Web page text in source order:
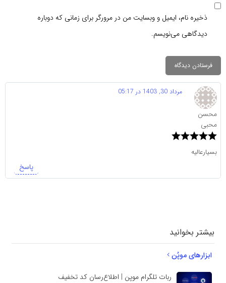
ذخیره نام، ایمیل و وبسایت من در مرورگر برای زمانی که دوباره
دیدگاهی می‌نویسم.
محسن
محبی
مرداد 30, 1403 در 05:17
بسیارعالیه
پاسخ
بیشتر بخوانید
ابزارهای موپُن
ربات تلگرام موپن | اطلاع‌رسان کد تخفیف